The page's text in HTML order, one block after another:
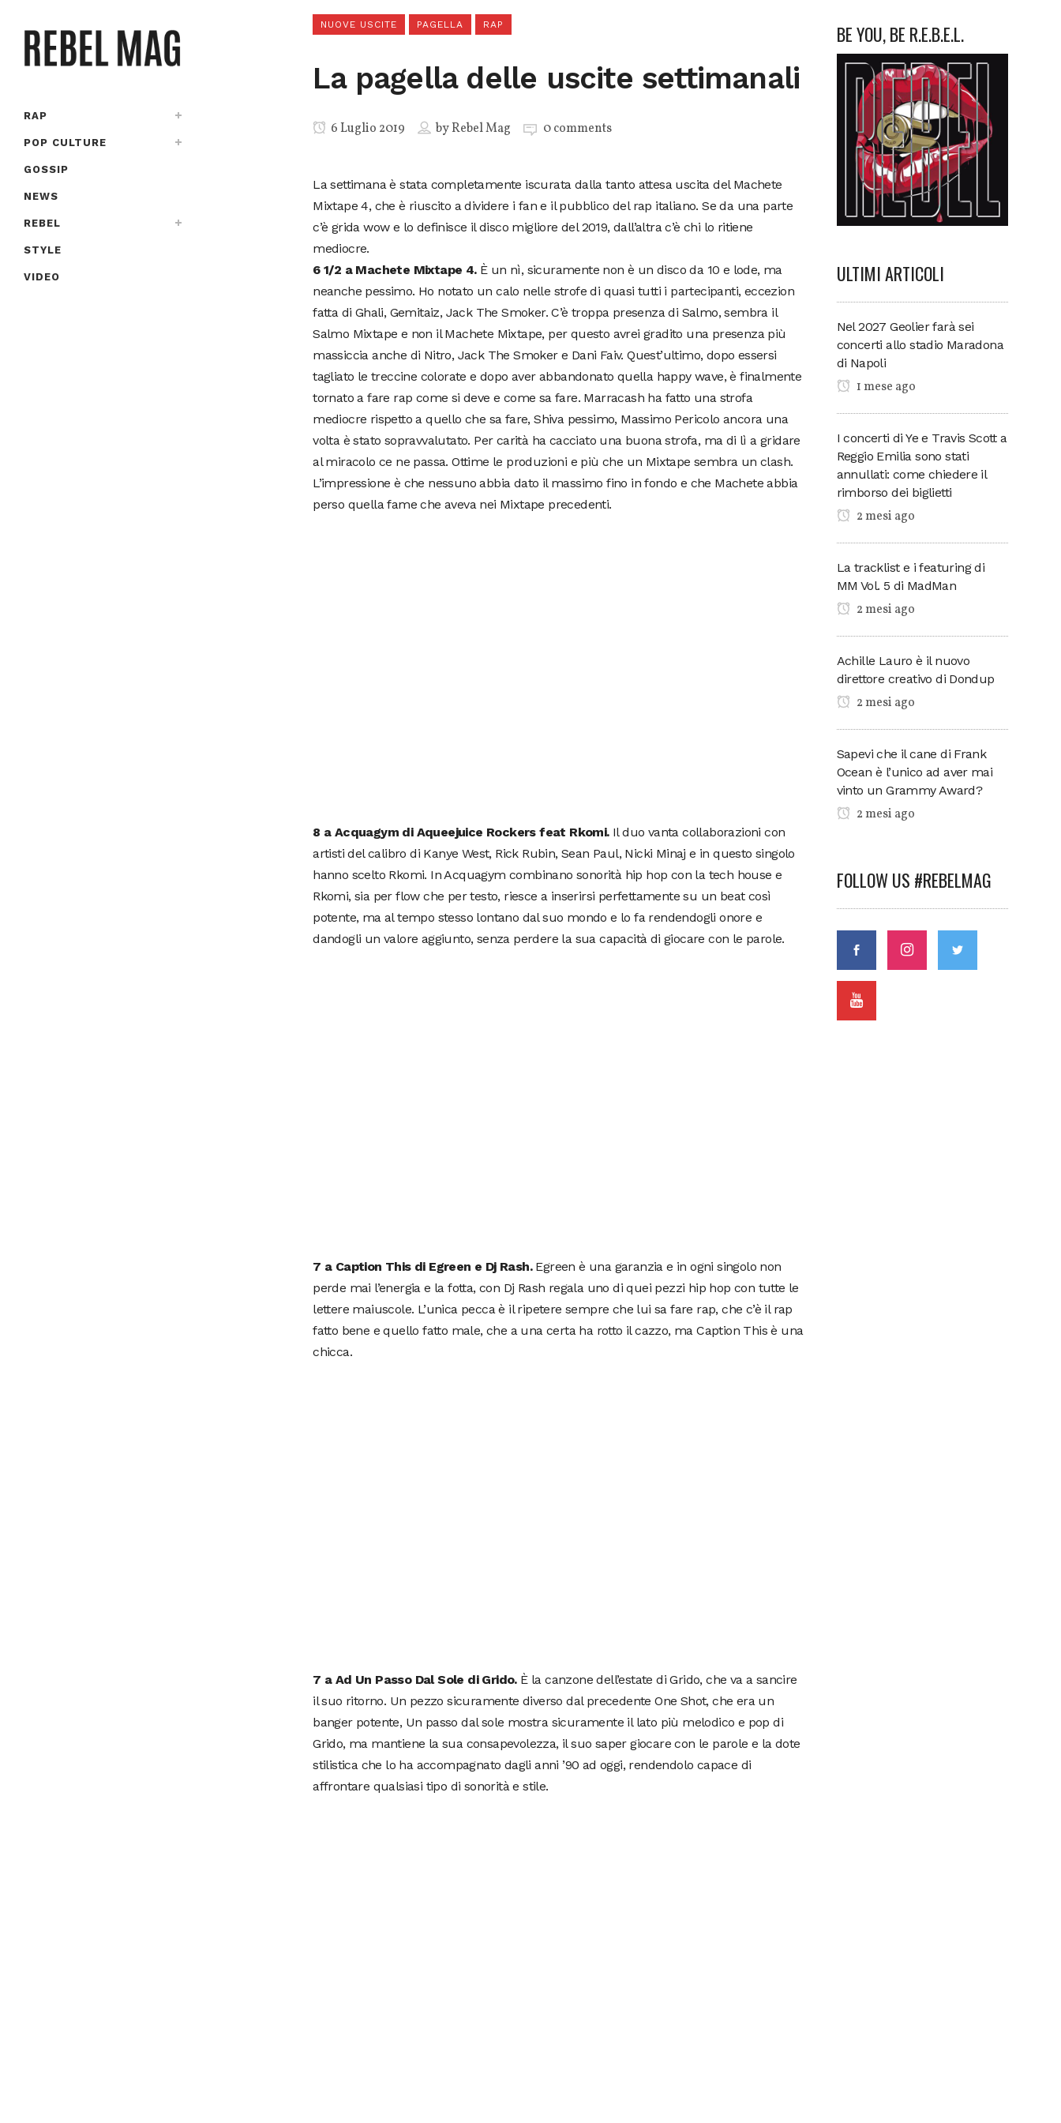
RAP
POP CULTURE
GOSSIP
NEWS
REBEL
STYLE
VIDEO
NUOVE USCITE PAGELLA RAP
La pagella delle uscite settimanali
6 Luglio 2019 byRebel Mag 0 comments
La settimana è stata completamente iscurata dalla tanto attesa uscita del Machete
Mixtape 4, che è riuscito a dividere i fan e il pubblico del rap italiano. Se da una parte
c’è grida wow e lo definisce il disco migliore del 2019, dall’altra c’è chi lo ritiene
mediocre.
6 1/2 a Machete Mixtape 4.È un nì, sicuramente non è un disco da 10 e lode, ma
neanche pessimo. Ho notato un calo nelle strofe di quasi tutti i partecipanti, eccezion
fatta di Ghali, Gemitaiz, Jack The Smoker. C’è troppa presenza di Salmo, sembra il
Salmo Mixtape e non il Machete Mixtape, per questo avrei gradito una presenza più
massiccia anche di Nitro, Jack The Smoker e Dani Faiv. Quest’ultimo, dopo essersi
tagliato le treccine colorate e dopo aver abbandonato quella happy wave, è finalmente
tornato a fare rap come si deve e come sa fare. Marracash ha fatto una strofa
mediocre rispetto a quello che sa fare, Shiva pessimo, Massimo Pericolo ancora una
volta è stato sopravvalutato. Per carità ha cacciato una buona strofa, ma di lì a gridare
al miracolo ce ne passa. Ottime le produzioni e più che un Mixtape sembra un clash.
L’impressione è che nessuno abbia dato il massimo fino in fondo e che Machete abbia
perso quella fame che aveva nei Mixtape precedenti.
8 a Acquagym di Aqueejuice Rockers feat Rkomi.Il duo vanta collaborazioni con
artisti del calibro di Kanye West, Rick Rubin, Sean Paul, Nicki Minaj e in questo singolo
hanno scelto Rkomi. In Acquagym combinano sonorità hip hop con la tech house e
Rkomi, sia per flow che per testo, riesce a inserirsi perfettamente su un beat così
potente, ma al tempo stesso lontano dal suo mondo e lo fa rendendogli onore e
dandogli un valore aggiunto, senza perdere la sua capacità di giocare con le parole.
7 a Caption This di Egreen e Dj Rash.Egreen è una garanzia e in ogni singolo non
perde mai l’energia e la fotta, con Dj Rash regala uno di quei pezzi hip hop con tutte le
lettere maiuscole. L’unica pecca è il ripetere sempre che lui sa fare rap, che c’è il rap
fatto bene e quello fatto male, che a una certa ha rotto il cazzo, ma Caption This è una
chicca.
7 a Ad Un Passo Dal Sole di Grido.È la canzone dell’estate di Grido, che va a sancire
il suo ritorno. Un pezzo sicuramente diverso dal precedente One Shot, che era un
banger potente, Un passo dal sole mostra sicuramente il lato più melodico e pop di
Grido, ma mantiene la sua consapevolezza, il suo saper giocare con le parole e la dote
stilistica che lo ha accompagnato dagli anni ’90 ad oggi, rendendolo capace di
affrontare qualsiasi tipo di sonorità e stile.
BE YOU, BE R.E.B.E.L.
ULTIMI ARTICOLI
Nel 2027 Geolier farà sei
concerti allo stadio Maradona
di Napoli
1 mese ago
I concerti di Ye e Travis Scott a
Reggio Emilia sono stati
annullati: come chiedere il
rimborso dei biglietti
2 mesi ago
La tracklist e i featuring di
MM Vol. 5 di MadMan
2 mesi ago
Achille Lauro è il nuovo
direttore creativo di Dondup
2 mesi ago
Sapevi che il cane di Frank
Ocean è l’unico ad aver mai
vinto un Grammy Award?
2 mesi ago
FOLLOW US #REBELMAG